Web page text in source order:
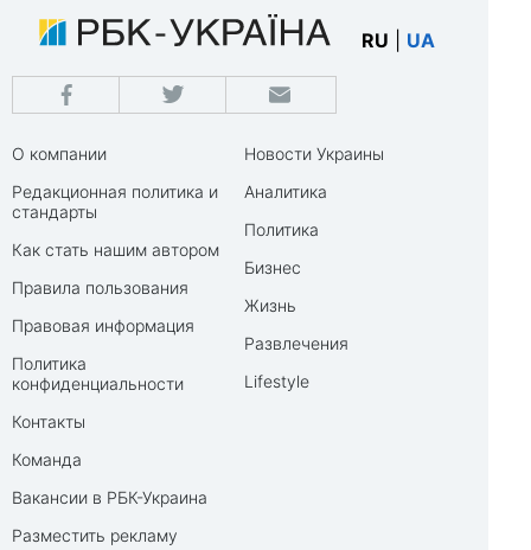
RU UA
О компании
Редакционная политика и
стандарты
Как стать нашим автором
Правила пользования
Правовая информация
Политика
конфиденциальности
Контакты
Команда
Вакансии в РБК-Украина
Разместить рекламу
Новости Украины
Аналитика
Политика
Бизнес
Жизнь
Развлечения
Lifestyle